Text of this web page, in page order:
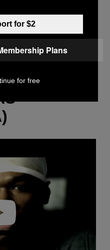
inseguras y la
debe lidiar con
mucho a la que
que me ha
for $2
Plans
for free